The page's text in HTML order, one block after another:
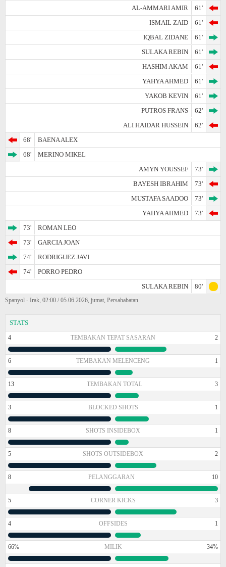
AL-AMMARI AMIR
61'
ISMAIL ZAID
61'
IQBAL ZIDANE
61'
SULAKA REBIN
61'
HASHIM AKAM
61'
YAHYA AHMED
61'
YAKOB KEVIN
61'
PUTROS FRANS
62'
ALI HAIDAR HUSSEIN
62'
68'
BAENA ALEX
68'
MERINO MIKEL
AMYN YOUSSEF
73'
BAYESH IBRAHIM
73'
MUSTAFA SAADOO
73'
YAHYA AHMED
73'
73'
ROMAN LEO
73'
GARCIA JOAN
74'
RODRIGUEZ JAVI
74'
PORRO PEDRO
SULAKA REBIN
80'
Spanyol - Irak, 02:00 / 05.06.2026, jumat, Persahabatan
STATS
4 TEMBAKAN TEPAT SASARAN 2
6 TEMBAKAN MELENCENG 1
13 TEMBAKAN TOTAL 3
3 BLOCKED SHOTS 1
8 SHOTS INSIDEBOX 1
5 SHOTS OUTSIDEBOX 2
8 PELANGGARAN 10
5 CORNER KICKS 3
4 OFFSIDES 1
66% MILIK 34%